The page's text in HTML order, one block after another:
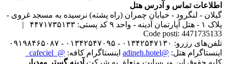
اطلاعات تماس و آدرس هتل
گیلان - لنگرود - خیابان چمران (راه پشته) نرسیده به مسجد غروی -
پلاک ۱ - هتل آپارتمان آدینه - واحد ۹
کد پستی: ۴۴۷۱۷۳۵۱۳۳ |
Code posti: 4471735133
تلفن‌های رزرو: ۰۱۳۴۲۵۴۷۱۳۰ - ۰۱۳۴۲۵۴۷۰۹۵ - ۰۹۱۹۸۴۶۵۰۸۷
اینستاگرام هتل: @adineh.hotel اینستاگرام کافه: @_cafeciel_
کلیه حقوق این وب‌سایت متعلق به شرکت آدینه گستر مهدیار